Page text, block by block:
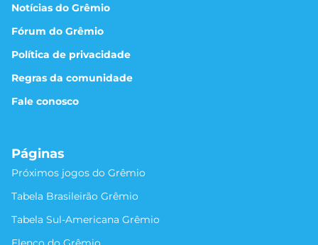
Notícias do Grêmio
Fórum do Grêmio
Política de privacidade
Regras da comunidade
Fale conosco
Páginas
Próximos jogos do Grêmio
Tabela Brasileirão Grêmio
Tabela Sul-Americana Grêmio